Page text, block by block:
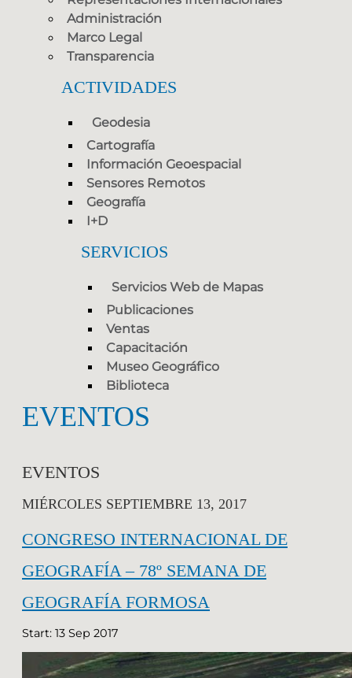
Administración
Marco Legal
Transparencia
ACTIVIDADES
Geodesia
Cartografía
Información Geoespacial
Sensores Remotos
Geografía
I+D
SERVICIOS
Servicios Web de Mapas
Publicaciones
Ventas
Capacitación
Museo Geográfico
Biblioteca
EVENTOS
EVENTOS
MIÉRCOLES SEPTIEMBRE 13, 2017
CONGRESO INTERNACIONAL DE
GEOGRAFÍA – 78º SEMANA DE
GEOGRAFÍA FORMOSA
Start: 13 Sep 2017